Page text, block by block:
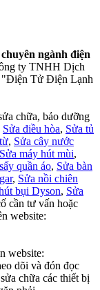
ngành điện
ty TNHH Dịch
"Điện Tử Điện Lạnh
chữa, bảo dưỡng
Sửa điều hòa, Sửa tủ
, Sửa cây nước
Sửa máy hút mùi,
quần áo, Sửa bàn
, Sửa nồi chiên
bụi Dyson, Sửa
cần tư vấn hoặc
website:
website:
dõi và đón đọc
chữa các thiết bị